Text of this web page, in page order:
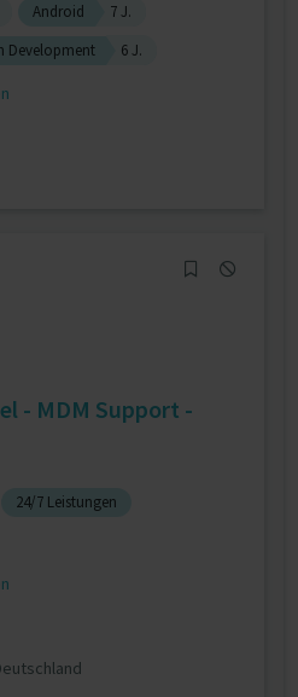
Android
7 J.
Development 6 J.
- MDM Support -
24/7 Leistungen